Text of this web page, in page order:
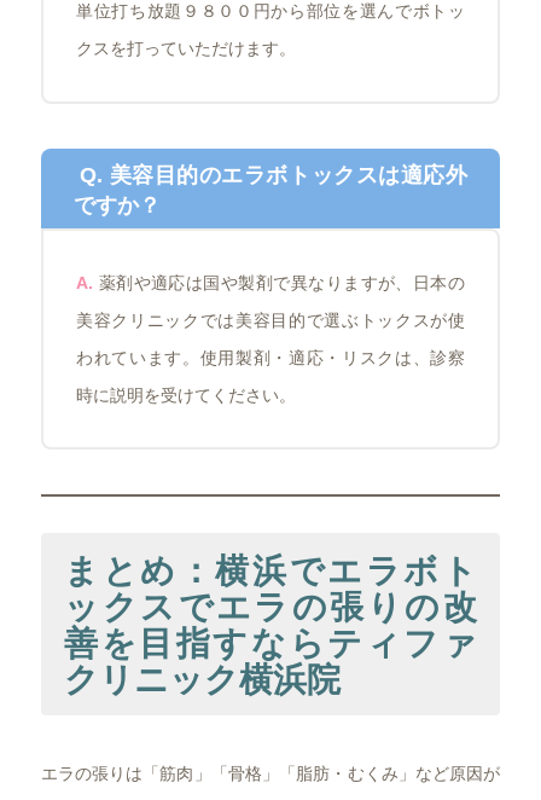
単位打ち放題９８００円から部位を選んでボトッ
クスを打っていただけます。
Q. 美容目的のエラボトックスは適応外
ですか？
A. 薬剤や適応は国や製剤で異なりますが、日本の
美容クリニックでは美容目的で選ぶトックスが使
われています。使用製剤・適応・リスクは、診察
時に説明を受けてください。
まとめ：横浜でエラボト
ックスでエラの張りの改
善を目指すならティファ
クリニック横浜院
エラの張りは「筋肉」「骨格」「脂肪・むくみ」など原因が